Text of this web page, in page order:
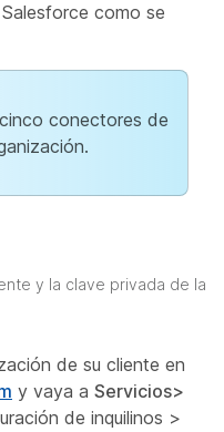
como se
conectores de
y la clave privada de la
de su cliente en
y vaya a Servicios>
de inquilinos >